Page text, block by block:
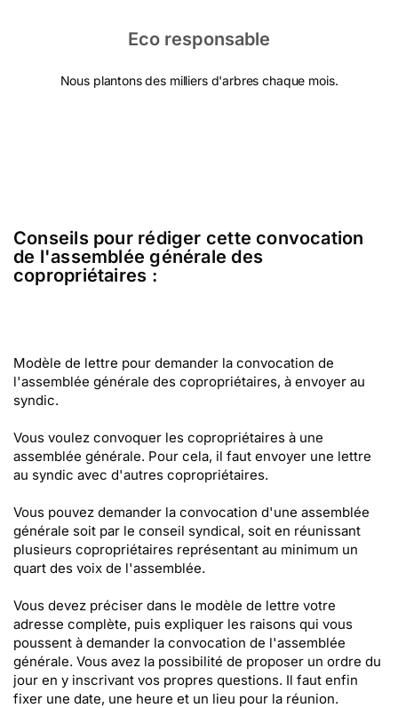
Eco responsable
Nous plantons des milliers d'arbres chaque mois.
Conseils pour rédiger cette convocation
de l'assemblée générale des
copropriétaires :
Modèle de lettre pour demander la convocation de
l'assemblée générale des copropriétaires, à envoyer au
syndic.
Vous voulez convoquer les copropriétaires à une
assemblée générale. Pour cela, il faut envoyer une lettre
au syndic avec d'autres copropriétaires.
Vous pouvez demander la convocation d'une assemblée
générale soit par le conseil syndical, soit en réunissant
plusieurs copropriétaires représentant au minimum un
quart des voix de l'assemblée.
Vous devez préciser dans le modèle de lettre votre
adresse complète, puis expliquer les raisons qui vous
poussent à demander la convocation de l'assemblée
générale. Vous avez la possibilité de proposer un ordre du
jour en y inscrivant vos propres questions. Il faut enfin
fixer une date, une heure et un lieu pour la réunion.